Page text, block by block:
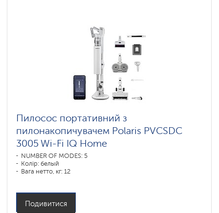
Пилосос портативний з
пилонакопичувачем Polaris PVCSDC
3005 Wi-Fi IQ Home
NUMBER OF MODES: 5
Колір: белый
Вага нетто, кг: 12
Подивитися